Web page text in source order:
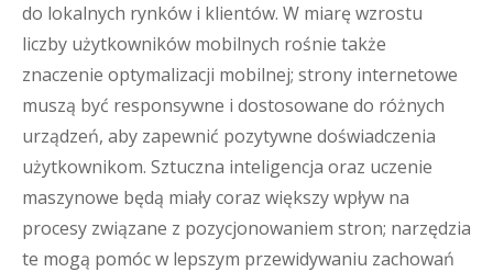
do lokalnych rynków i klientów. W miarę wzrostu
liczby użytkowników mobilnych rośnie także
znaczenie optymalizacji mobilnej; strony internetowe
muszą być responsywne i dostosowane do różnych
urządzeń, aby zapewnić pozytywne doświadczenia
użytkownikom. Sztuczna inteligencja oraz uczenie
maszynowe będą miały coraz większy wpływ na
procesy związane z pozycjonowaniem stron; narzędzia
te mogą pomóc w lepszym przewidywaniu zachowań